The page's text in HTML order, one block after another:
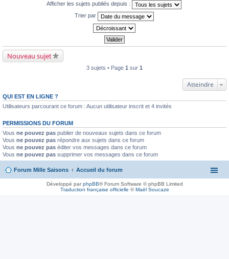
Afficher les sujets publiés depuis :
Trier par
Nouveau sujet
3 sujets • Page 1 sur 1
Atteindre
QUI EST EN LIGNE ?
Utilisateurs parcourant ce forum : Aucun utilisateur inscrit et 4 invités
PERMISSIONS DU FORUM
Vous ne pouvez pas publier de nouveaux sujets dans ce forum
Vous ne pouvez pas répondre aux sujets dans ce forum
Vous ne pouvez pas éditer vos messages dans ce forum
Vous ne pouvez pas supprimer vos messages dans ce forum
Forum Mille Saisons Accueil du forum
Développé parphpBB® Forum Software © phpBB Limited
Traduction française officielle ©Maël Soucaze